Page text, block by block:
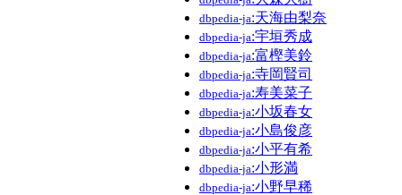
dbpedia-ja:天海由梨奈
dbpedia-ja:宇垣秀成
dbpedia-ja:富樫美鈴
dbpedia-ja:寺岡賢司
dbpedia-ja:寿美菜子
dbpedia-ja:小坂春女
dbpedia-ja:小島俊彦
dbpedia-ja:小平有希
dbpedia-ja:小形満
dbpedia-ja:小野早稀